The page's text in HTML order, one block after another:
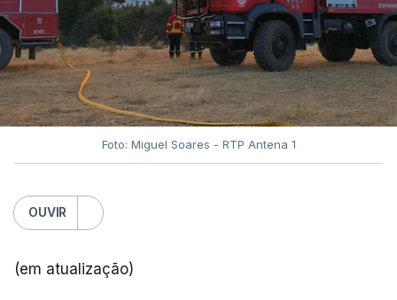
Foto: Miguel Soares - RTP Antena 1
OUVIR
(em atualização)